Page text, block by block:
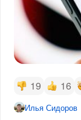
19 16
Илья Сидоров